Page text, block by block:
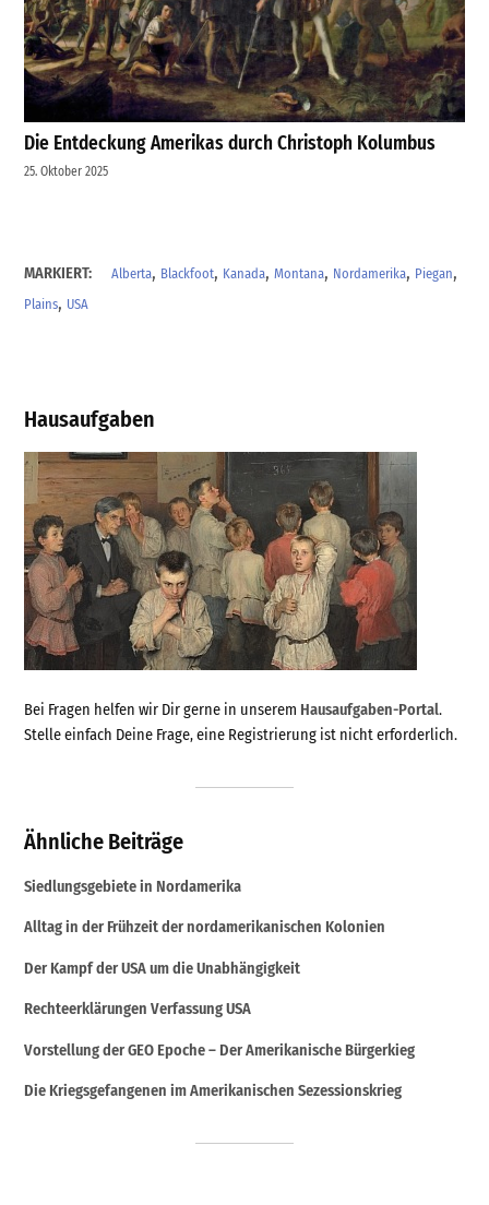
Die Entdeckung Amerikas durch Christoph Kolumbus
25. Oktober 2025
MARKIERT: Alberta, Blackfoot, Kanada,Montana, Nordamerika, Piegan,
Plains, USA
Hausaufgaben
Bei Fragen helfen wir Dir gerne in unserem Hausaufgaben-Portal.
Stelle einfach Deine Frage, eine Registrierung ist nicht erforderlich.
Ähnliche Beiträge
Siedlungsgebiete in Nordamerika
Alltag in der Frühzeit der nordamerikanischen Kolonien
Der Kampf der USA um die Unabhängigkeit
Rechteerklärungen Verfassung USA
Vorstellung der GEO Epoche – Der Amerikanische Bürgerkieg
Die Kriegsgefangenen im Amerikanischen Sezessionskrieg